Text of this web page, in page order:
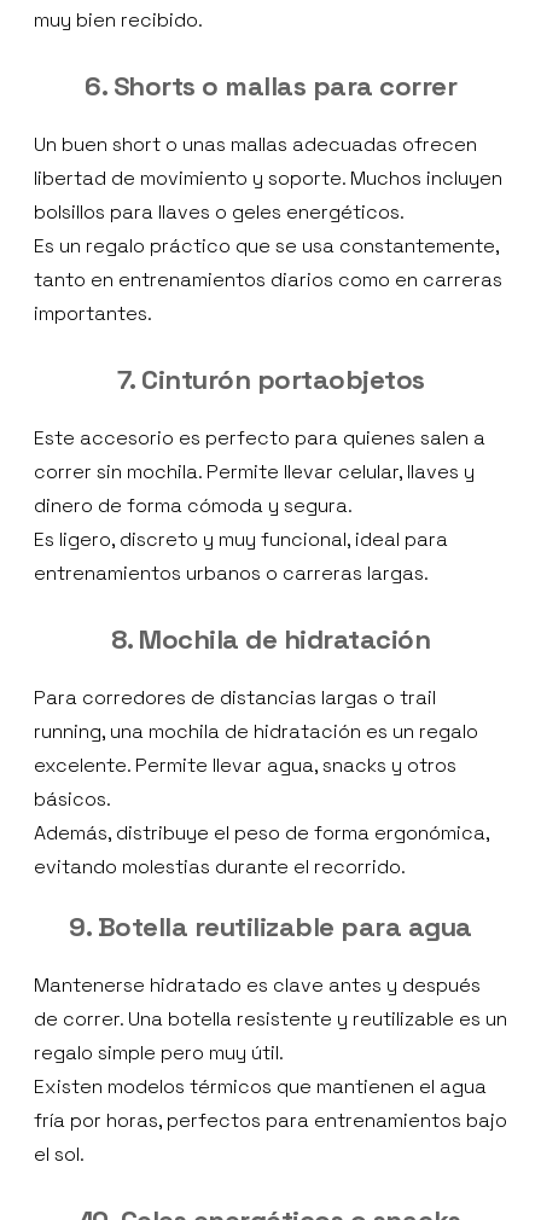
muy bien recibido.
6. Shorts o mallas para correr
Un buen short o unas mallas adecuadas ofrecen
libertad de movimiento y soporte. Muchos incluyen
bolsillos para llaves o geles energéticos.
Es un regalo práctico que se usa constantemente,
tanto en entrenamientos diarios como en carreras
importantes.
7. Cinturón portaobjetos
Este accesorio es perfecto para quienes salen a
correr sin mochila. Permite llevar celular, llaves y
dinero de forma cómoda y segura.
Es ligero, discreto y muy funcional, ideal para
entrenamientos urbanos o carreras largas.
8. Mochila de hidratación
Para corredores de distancias largas o trail
running, una mochila de hidratación es un regalo
excelente. Permite llevar agua, snacks y otros
básicos.
Además, distribuye el peso de forma ergonómica,
evitando molestias durante el recorrido.
9. Botella reutilizable para agua
Mantenerse hidratado es clave antes y después
de correr. Una botella resistente y reutilizable es un
regalo simple pero muy útil.
Existen modelos térmicos que mantienen el agua
fría por horas, perfectos para entrenamientos bajo
el sol.